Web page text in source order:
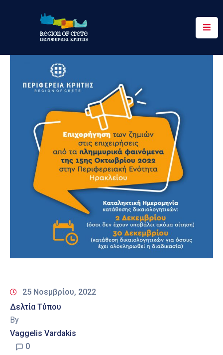
Περιφέρεια
Ενημέρωση
Έργα
Ψηφιακές
Υπηρεσίες
Επικοινωνία
25 Νοεμβρίου, 2022
Δελτία Τύπου
By
Vaggelis Vardakis
0